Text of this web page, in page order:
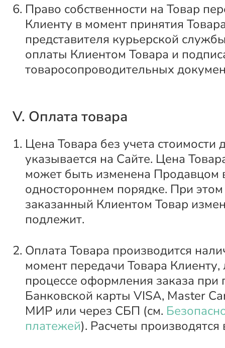
Право собственности на Товар
Клиенту в момент принятия
представителя курьерской
оплаты Клиентом Товара и
товаросопроводительных
V. Оплата товара
Цена Товара без учета стоимости
указывается на Сайте. Цена
может быть изменена Продавцом
одностороннем порядке. При
заказанный Клиентом Товар
подлежит.
Оплата Товара производится
момент передачи Товара Клиенту,
процессе оформления заказа
Банковской карты VISA, Master
МИР или через СБП (см.
платежей). Расчеты производятся